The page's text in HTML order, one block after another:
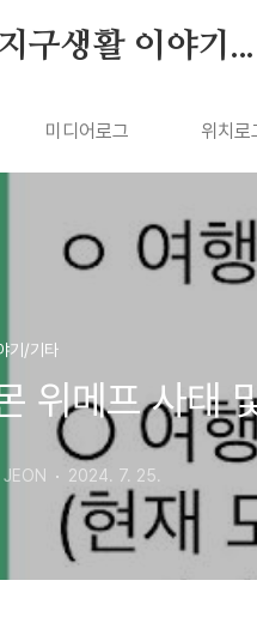
지구생활 이야기...
미디어로그 위치로
기/기타
위메프 사태
2024. 7. 25.